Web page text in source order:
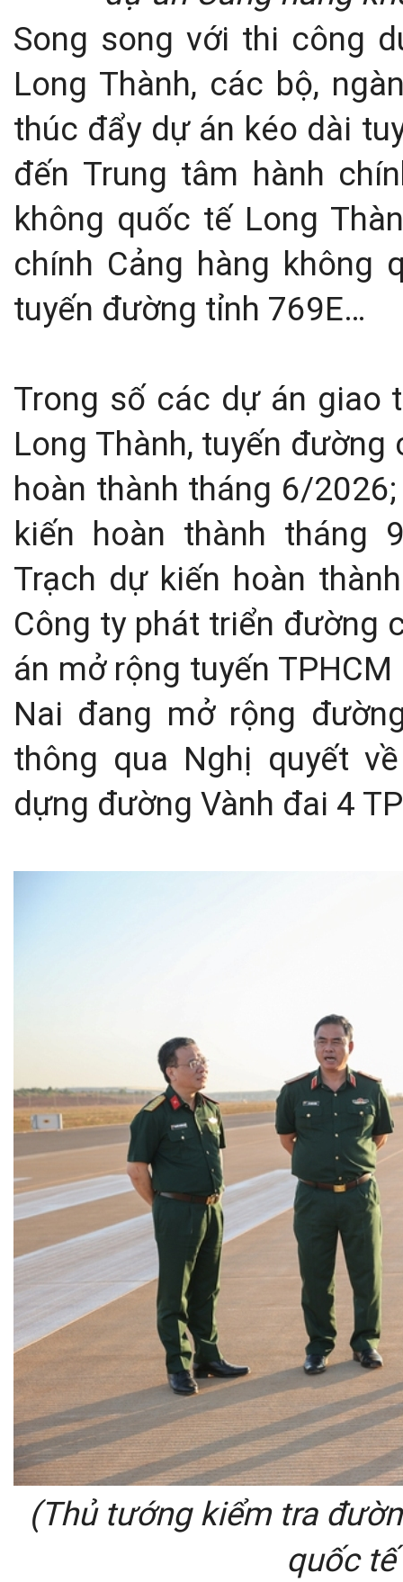
Song song với thi công
Long Thành, các bộ,
thúc đẩy dự án kéo dài
đến Trung tâm hành
không quốc tế Long
chính Cảng hàng không
tuyến đường tỉnh 769E…
Trong số các dự án giao
Long Thành, tuyến
hoàn thành tháng 6/
kiến hoàn thành tháng
Trạch dự kiến hoàn
Công ty phát triển đường
án mở rộng tuyến
Nai đang mở rộng
thông qua Nghị quyết
dựng đường Vành đai 4
(Thủ tướng kiểm tra
quốc